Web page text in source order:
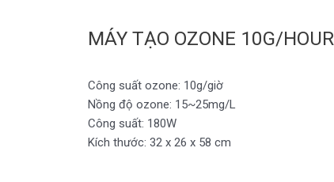
MÁY TẠO OZONE 10G/HOUR
Công suất ozone: 10g/giờ
Nồng độ ozone: 15~25mg/L
Công suất: 180W
Kích thước: 32 x 26 x 58 cm